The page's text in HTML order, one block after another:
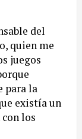
del
quien me
juegos
para la
existía un
los